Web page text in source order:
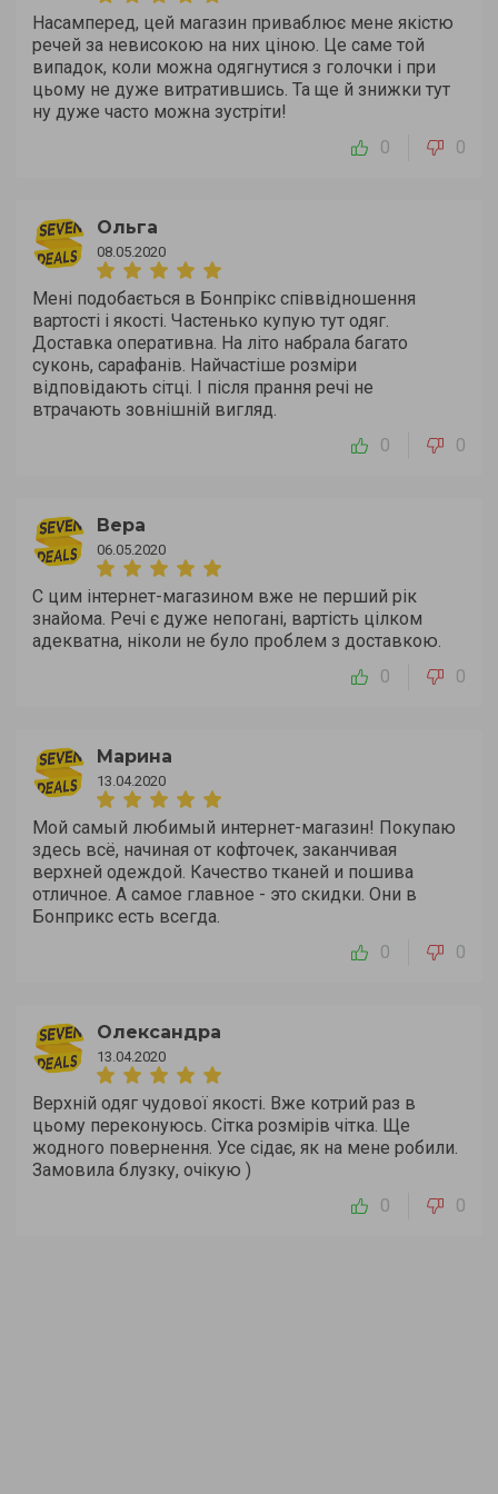
Насамперед, цей магазин приваблює мене якістю
речей за невисокою на них ціною. Це саме той
випадок, коли можна одягнутися з голочки і при
цьому не дуже витратившись. Та ще й знижки тут
ну дуже часто можна зустрiти!
0
0
Ольга
08.05.2020
Мені подобається в Бонпрікс співвідношення
вартості і якості. Частенько купую тут одяг.
Доставка оперативна. На літо набрала багато
суконь, сарафанiв. Найчастіше розміри
відповідають сітці. І після прання речі не
втрачають зовнішній вигляд.
0
0
Вера
06.05.2020
С цим інтернет-магазином вже не перший рік
знайома. Речі є дуже непогані, вартість цілком
адекватна, ніколи не було проблем з доставкою.
0
0
Марина
13.04.2020
Мой самый любимый интернет-магазин! Покупаю
здесь всё, начиная от кофточек, заканчивая
верхней одеждой. Качество тканей и пошива
отличное. А самое главное - это скидки. Они в
Бонприкс есть всегда.
0
0
Олександра
13.04.2020
Верхній одяг чудової якості. Вже котрий раз в
цьому переконуюсь. Сітка розмірів чітка. Ще
жодного повернення. Усе сідає, як на мене робили.
Замовила блузку, очікую )
0
0